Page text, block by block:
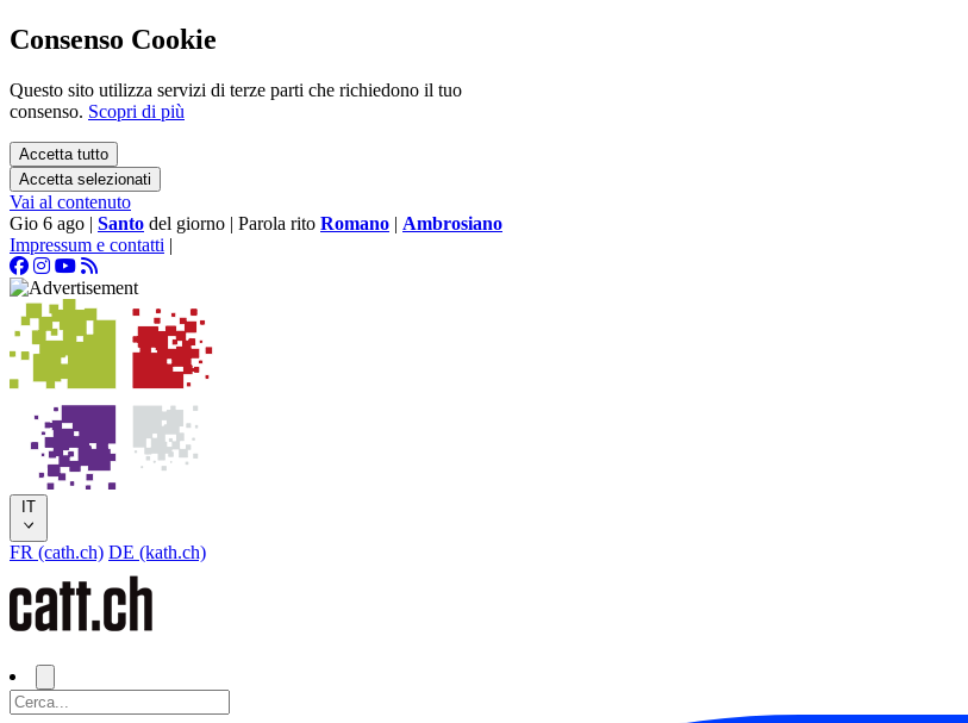
Consenso Cookie
Questo sito utilizza servizi di terze parti che richiedono il tuo
consenso. Scopri di più
Accetta tutto
Accetta selezionati
Vai al contenuto
Gio 6 ago | Santo del giorno | Parola rito Romano | Ambrosiano
Impressum e contatti |
IT
FR (cath.ch) DE (kath.ch)